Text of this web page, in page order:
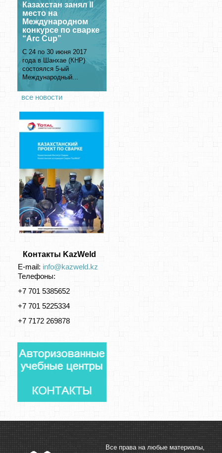
Казахстан занял II
место на
Международном
конкурсе по сварке
“Arc Cup”
С 24 по 30 июня 2017
года в Шанхае (КНР)
состоялся 5-ый
Международный...
все новости
Контакты KazWeld
E-mail: info@kazweld.kz
Телефоны:
+7 701 5385652
+7 701 5225334
+7 7172 269878
Все права на любые материалы,